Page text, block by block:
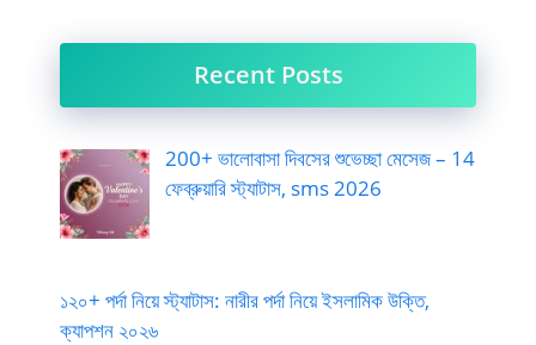
Recent Posts
200+ ভালোবাসা দিবসের শুভেচ্ছা মেসেজ – 14
ফেব্রুয়ারি স্ট্যাটাস, sms 2026
১২০+ পর্দা নিয়ে স্ট্যাটাস: নারীর পর্দা নিয়ে ইসলামিক উক্তি,
ক্যাপশন ২০২৬